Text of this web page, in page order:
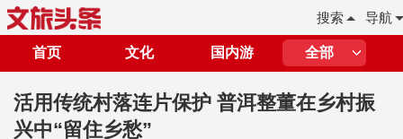
导航
搜索
首页 文化 国内游 全部
活用传统村落连片保护 普洱整董在乡村振
兴中“留住乡愁”